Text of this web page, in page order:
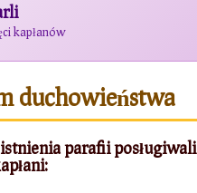
kapłanów
duchowieństwa
parafii posługiwali